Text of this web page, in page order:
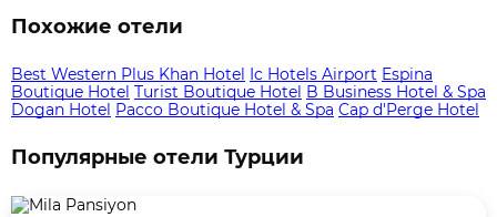
Похожие отели
Best Western Plus Khan Hotel Ic Hotels Airport Espina
Boutique Hotel Turist Boutique Hotel B Business Hotel & Spa
Dogan Hotel Pacco Boutique Hotel & Spa Cap d'Perge Hotel
Популярные отели Турции